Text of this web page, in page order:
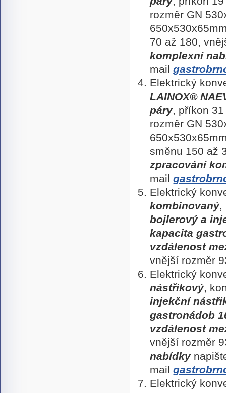
rozměr GN
70 až 180,
komplexní
mail
Elektrický
LAINOX®
páry, příkon
rozměr GN
směnu 150 až
zpracování
mail
Elektrický
kombinovaný,
bojlerový a
kapacita
vzdálenost
vnější rozměr
Elektrický
nástřikový,
injekční
gastronádob
vzdálenost
vnější rozměr
nabídky
mail
Elektrický